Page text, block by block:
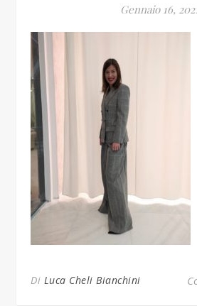
Gennaio 16,
Di Luca Cheli Bianchini